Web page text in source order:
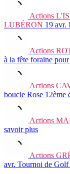
Actions
LUBÉRON 19 avr.
Actions
à la fête foraine
Actions
boucle Rose 12ème
Actions
savoir plus
Actions
avr. Tournoi de Golf